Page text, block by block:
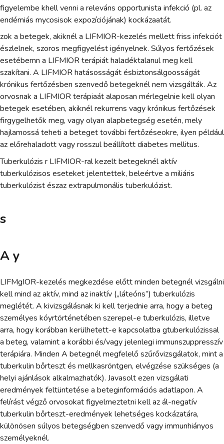
figyelembe khell venni a releváns opportunista infekció (pl. az
endémiás mycosisok expozíciójának) kockázaatát.
zok a betegek, akiknél a LIFMIOR-kezelés mellett friss infekciót
észlelnek, szoros megfigyelést igényelnek. Súlyos fertőzések
esetébemn a LIFMIOR terápiát haladéktalanul meg kell
szakítani. A LIFMIOR hatásosságát ésbiztonsálgoosságát
krónikus fertőzésben szenvedő betegeknél nem vizsgálták. Az
orvosnak a LIFMIOR terápiaát alaposan mérlegelnie kell olyan
betegek esetében, akiknél rekurrens vagy krónikus fertőzések
firgygelhetők meg, vagy olyan alapbetegség esetén, mely
hajlamossá teheti a beteget további fertőzéseokre, ilyen például
az előrehaladott vagy rosszul beállított diabetes mellitus.
Tuberkulózis r LIFMIOR-ral kezelt betegeknél aktív
tuberkulózisos eseteket jelentettek, beleértve a miliáris
tuberkulózist észaz extrapulmonális tuberkulózist.
s
A y
LIFMgIOR-kezelés megkezdése előtt minden betegnél vizsgálni
kell mind az aktív, mind az inaktív („láteóns”) tuberkulózis
meglétét. A kivizsgálásnak ki kell terjednie arra, hogy a beteg
személyes kóyrtörténetében szerepel-e tuberkulózis, illetve
arra, hogy korábban kerülhetett-e kapcsolatba gtuberkulózissal
a beteg, valamint a korábbi és/vagy jelenlegi immunszuppresszív
terápiára. Minden A betegnél megfelelő szűrővizsgálatok, mint a
tuberkulin bőrteszt és mellkasröntgen, elvégzése szükséges (a
helyi ajánlások alkalmazhatók). Javasolt ezen vizsgálati
eredmények feltüntetése a beteginformációs adatlapon. A
felírást végző orvosokat figyelmeztetni kell az ál-negatív
tuberkulin bőrteszt-eredmények lehetséges kockázatára,
különösen súlyos betegségben szenvedő vagy immunhiányos
személyeknél.